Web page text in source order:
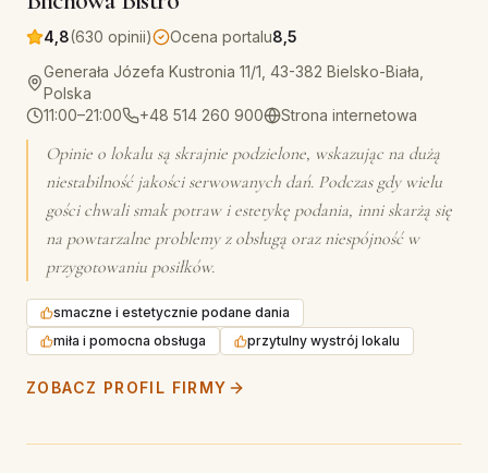
4,8(630 opinii) Ocena portalu8,5
Generała Józefa Kustronia 11/1, 43-382 Bielsko-Biała,
Polska
11:00–21:00
+48 514 260 900 Strona internetowa
Opinie o lokalu są skrajnie podzielone, wskazując na dużą
niestabilność jakości serwowanych dań. Podczas gdy wielu
gości chwali smak potraw i estetykę podania, inni skarżą się
na powtarzalne problemy z obsługą oraz niespójność w
przygotowaniu posiłków.
smaczne i estetycznie podane dania
miła i pomocna obsługa
przytulny wystrój lokalu
ZOBACZ PROFIL FIRMY